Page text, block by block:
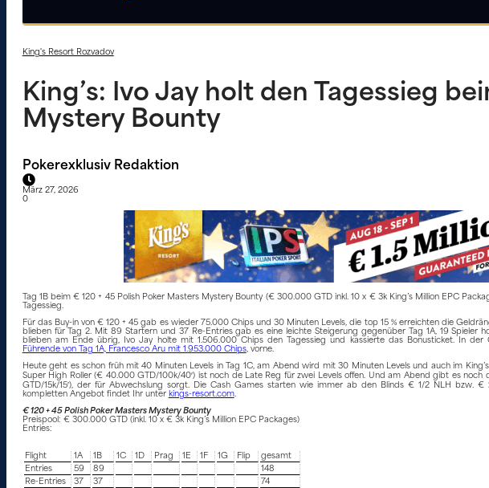
King's Resort Rozvadov
King’s: Ivo Jay holt den Tagessieg
Mystery Bounty
Pokerexklusiv Redaktion
März 27, 2026
0
Tag 1B beim € 120 + 45 Polish Poker Masters Mystery Bounty (€ 300.000 GTD inkl. 10 x € 3k King’s Million EPC
Tagessieg.
Für das Buy-in von € 120 + 45 gab es wieder 75.000 Chips und 30 Minuten Levels, die top 15 % erreichten die
blieben für Tag 2. Mit 89 Startern und 37 Re-Entries gab es eine leichte Steigerung gegenüber Tag 1A, 19 Spieler
blieben am Ende übrig, Ivo Jay holte mit 1.506.000 Chips den Tagessieg und kassierte das Bonusticket. In
Führende von Tag 1A, Francesco Aru mit 1.953.000 Chips, vorne.
Heute geht es schon früh mit 40 Minuten Levels in Tag 1C, am Abend wird mit 30 Minuten Levels und auch im
Super High Roller (€ 40.000 GTD/100k/40′) ist noch de Late Reg für zwei Levels offen. Und am Abend gibt es noch
GTD/15k/15′), der für Abwechslung sorgt. Die Cash Games starten wie immer ab den Blinds € 1/2 NLH bzw. €
kompletten Angebot findet Ihr unter kings-resort.com.
€ 120 + 45 Polish Poker Masters Mystery Bounty
Preispool: € 300.000 GTD (inkl. 10 x € 3k King’s Million EPC Packages)
Entries:
Flight 1A 1B 1C 1D Prag 1E 1F 1G Flip
gesamt
Entries
59 89
148
Re-Entries
37 37
74